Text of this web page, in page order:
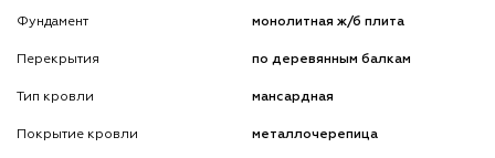
Фундамент монолитная ж/б плита
Перекрытия по деревянным балкам
Тип кровли мансардная
Покрытие кровли металлочерепица